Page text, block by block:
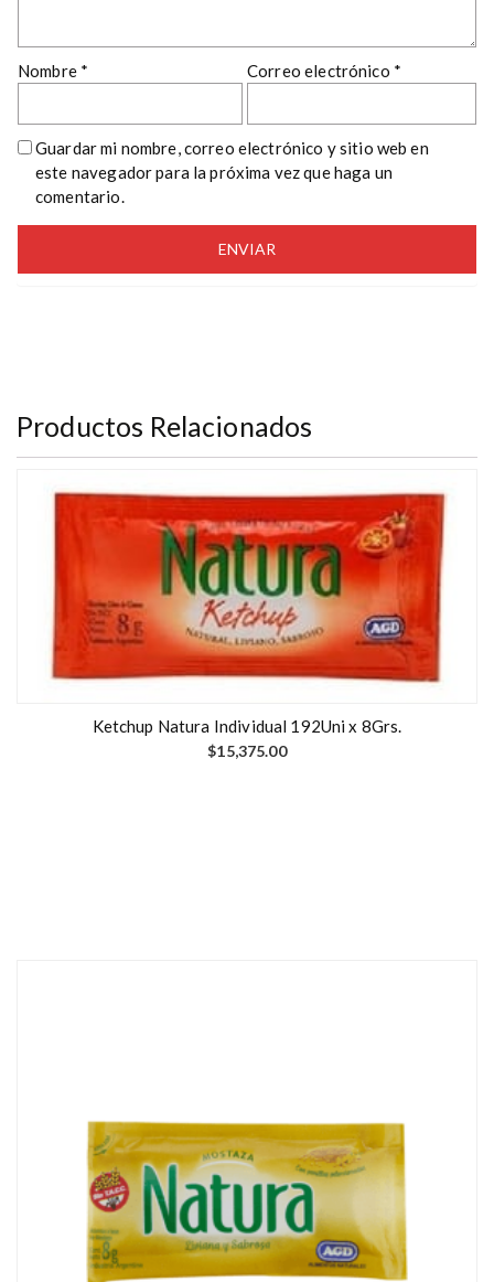
Nombre * Correo electrónico *
Guardar mi nombre, correo electrónico y sitio web en
este navegador para la próxima vez que haga un
comentario.
Productos Relacionados
Ketchup Natura Individual 192Uni x 8Grs.
$15,375.00